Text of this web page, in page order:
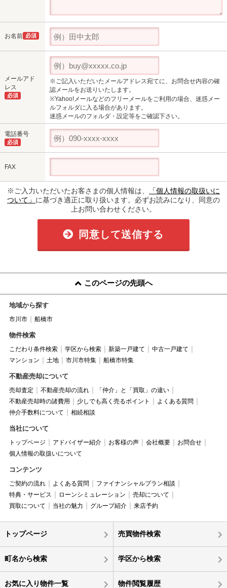
お名前 必須
メールアド
レス
必須
※ご記入いただいたメールアドレス宛てに、お問合せ内容の確
認メールをお送りいたします。
※Yahoo!メールなどのフリーメールをご利用の場合、迷惑メー
ルフォルダに入る場合があります。
迷惑メールのフォルダ・設定等をご確認下さい。
電話番号
必須
FAX
※ご入力いただいたお客さまの個人情報は、
「個人情報の取扱いに
ついて」 に基づき適正に取り扱います。必ずお読みになり、同意の
上お問い合わせください。
同意して送信する
このページの先頭へ
地域から探す
市川市 船橋市
物件検索
こだわり条件検索 学区から検索 新築一戸建て
中古一戸建て
マンション
土地 市川市特集 船橋市特集
不動産売却について
売却査定 不動産売却の流れ
「仲介」と「買取」の違い
不動産売却時の諸費用
少しでも高く売るポイント
よくある質問
仲介手数料について
相続相談
当社について
トップページ アドバイザー紹介 お客様の声 会社概要
お問合せ
個人情報の取扱いについて
コンテンツ
ご契約の流れ よくある質問
ファイナンシャルプラン相談
特典・サービス
ローンシミュレーション
売却について
買取について
当社の魅力 グループ紹介 来店予約
トップページ 売買物件検索
町名から検索 学区から検索
お気に入り物件一覧 物件閲覧履歴